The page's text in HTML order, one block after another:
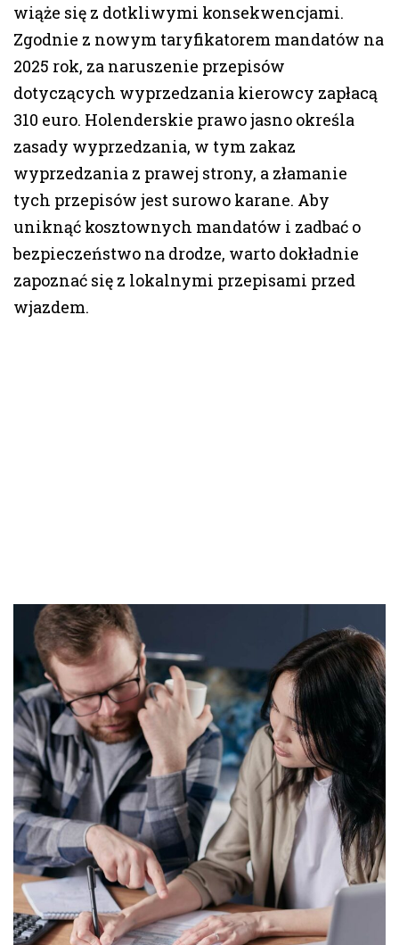
wiąże się z dotkliwymi konsekwencjami.
Zgodnie z nowym taryfikatorem mandatów na
2025 rok, za naruszenie przepisów
dotyczących wyprzedzania kierowcy zapłacą
310 euro. Holenderskie prawo jasno określa
zasady wyprzedzania, w tym zakaz
wyprzedzania z prawej strony, a złamanie
tych przepisów jest surowo karane. Aby
uniknąć kosztownych mandatów i zadbać o
bezpieczeństwo na drodze, warto dokładnie
zapoznać się z lokalnymi przepisami przed
wjazdem.